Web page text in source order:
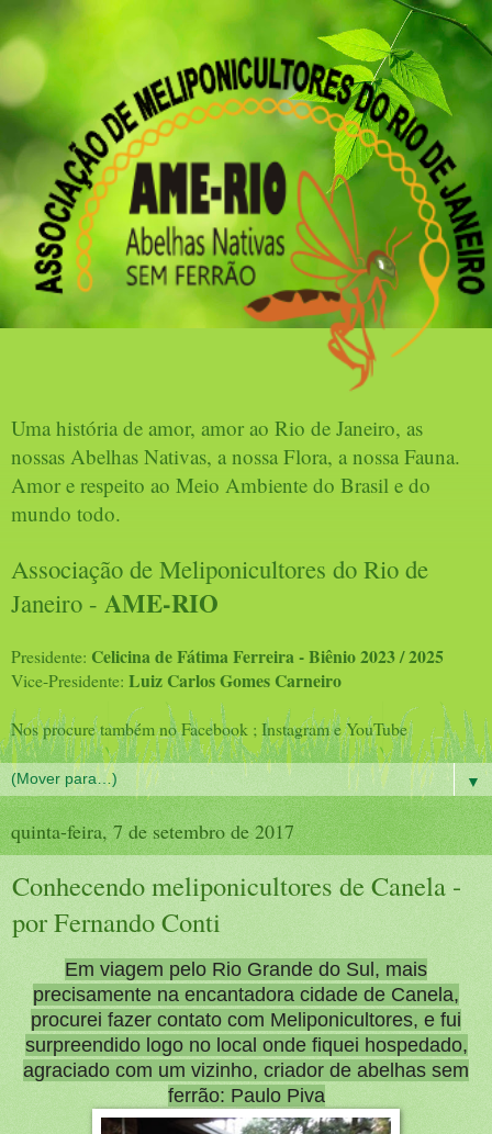
Uma história de amor, amor ao Rio de Janeiro, as
nossas Abelhas Nativas, a nossa Flora, a nossa Fauna.
Amor e respeito ao Meio Ambiente do Brasil e do
mundo todo.
Associação de Meliponicultores do Rio de
Janeiro - AME-RIO
Presidente: Celicina de Fátima Ferreira - Biênio 2023 / 2025
Vice-Presidente: Luiz Carlos Gomes Carneiro
Nos procure também no Facebook ; Instagram e YouTube
▼
quinta-feira, 7 de setembro de 2017
Conhecendo meliponicultores de Canela -
por Fernando Conti
Em viagem pelo Rio Grande do Sul, mais
precisamente na encantadora cidade de Canela,
procurei fazer contato com Meliponicultores, e fui
surpreendido logo no local onde fiquei hospedado,
agraciado com um vizinho, criador de abelhas sem
ferrão: Paulo Piva